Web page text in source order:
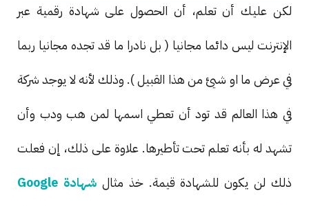
لكن عليك أن تعلم، أن الحصول على شهادة رقمية عبر
الإنترنت ليس دائما مجانيا ( بل نادرا ما قد تجده مجانيا ربما
في عرض ما او شيئ من هذا القبيل ). وذلك لأنه لا يوجد شركة
في هذا العالم قد تود أن تعطي اسمها لمن هب ودب وأن
تشهد له بأنه تعلم تحت تأطيرها. علاوة على ذلك، إن فعلت
ذلك لن يكون للشهادة قيمة. خذ مثال
شهادة Google